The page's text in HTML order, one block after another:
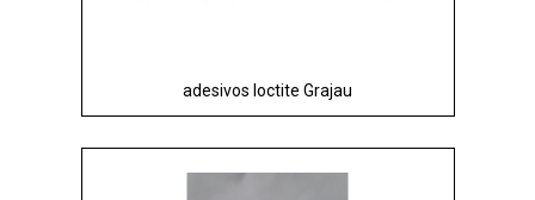
adesivos loctite Grajau